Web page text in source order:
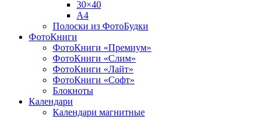
30×40
A4
Полоски из ФотоБудки
ФотоКниги
ФотоКниги «Премиум»
ФотоКниги «Слим»
ФотоКниги «Лайт»
ФотоКниги «Софт»
Блокноты
Календари
Календари магнитные